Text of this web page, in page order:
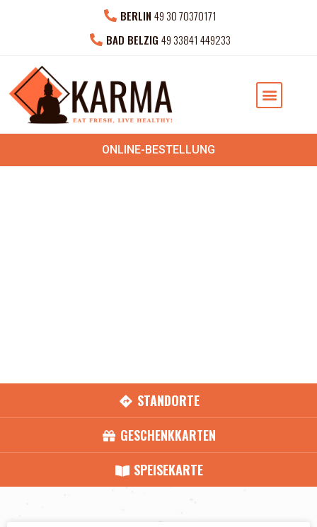
BERLIN 49 30 70370171
BAD BELZIG 49 33841 449233
ONLINE-BESTELLUNG
STANDORTE
GESCHENKKARTEN
SPEISEKARTE